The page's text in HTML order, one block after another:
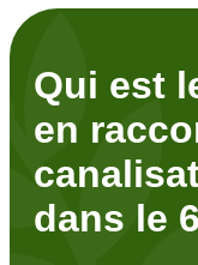
Qui est
en
dans le